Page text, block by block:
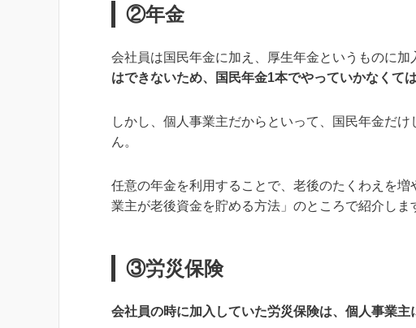
②年金
会社員は国民年金に加え、厚生年金というものに加
はできないため、国民年金1本でやっていかなくて
しかし、個人事業主だからといって、国民年金だ
ん。
任意の年金を利用することで、老後のたくわえを増
業主が老後資金を貯める方法」のところで紹介しま
③労災保険
会社員の時に加入していた労災保険は、個人事業主